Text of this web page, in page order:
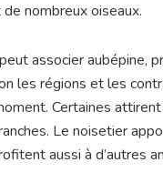
nombreux oiseaux.
associer aubépine,
les régions et les
Certaines
Le noisetier
aussi à d’autres